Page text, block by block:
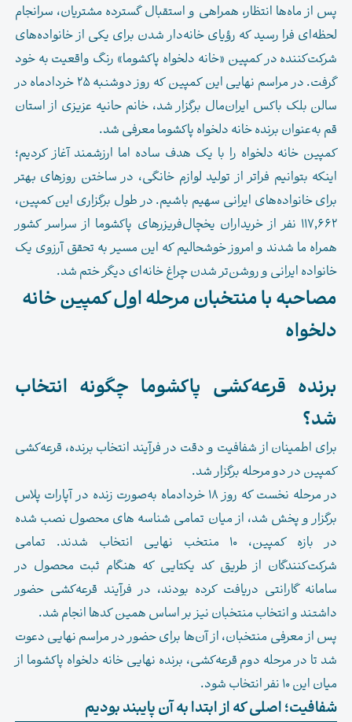
پس از ماه‌ها انتظار، همراهی و استقبال گسترده مشتریان، سرانجام
لحظه‌ای فرا رسید که رؤیای خانه‌دار شدن برای یکی از خانواده‌های
شرکت‌کننده در کمپین «خانه دلخواه پاکشوما» رنگ واقعیت به خود
گرفت. در مراسم نهایی این کمپین که روز دوشنبه ۲۵ خردادماه در
سالن بلک باکس ایران‌مال برگزار شد، خانم حانیه عزیزی از استان
قم به‌عنوان برنده خانه دلخواه پاکشوما معرفی شد.
کمپین خانه دلخواه را با یک هدف ساده اما ارزشمند آغاز کردیم؛
اینکه بتوانیم فراتر از تولید لوازم خانگی، در ساختن روزهای بهتر
برای خانواده‌های ایرانی سهیم باشیم. در طول برگزاری این کمپین،
۱۱۷,۶۶۲ نفر از خریداران
یخچال‌فریزرهای پاکشوما از سراسر کشور
همراه ما شدند و امروز خوشحالیم که این مسیر به تحقق آرزوی یک
خانواده ایرانی و روشن‌تر شدن چراغ خانه‌ای دیگر ختم شد.
مصاحبه با منتخبان مرحله اول کمپین خانه
دلخواه
برنده قرعه‌کشی پاکشوما چگونه انتخاب
شد؟
برای اطمینان از شفافیت و دقت در فرآیند انتخاب برنده، قرعه‌کشی
کمپین در دو مرحله برگزار شد.
در مرحله نخست که روز ۱۸ خردادماه به‌صورت زنده در آپارات پلاس
برگزار و پخش شد، از میان تمامی شناسه های محصول نصب شده
در بازه کمپین، ۱۰ منتخب نهایی انتخاب شدند. تمامی
شرکت‌کنندگان از طریق کد یکتایی که هنگام ثبت محصول در
سامانه گارانتی دریافت کرده بودند، در فرآیند قرعه‌کشی حضور
داشتند و انتخاب منتخبان نیز بر اساس همین کدها انجام شد.
پس از معرفی منتخبان، از آن‌ها برای حضور در مراسم نهایی دعوت
شد تا در مرحله دوم قرعه‌کشی، برنده نهایی خانه دلخواه پاکشوما از
میان این ۱۰ نفر انتخاب شود.
شفافیت؛ اصلی که از ابتدا به آن پایبند بودیم